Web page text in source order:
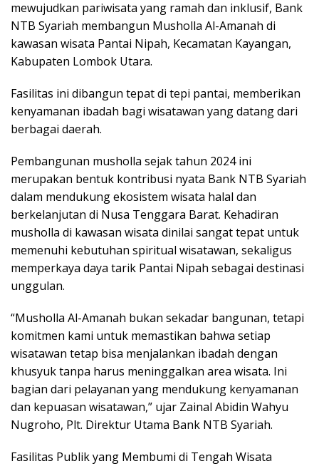
mewujudkan pariwisata yang ramah dan inklusif, Bank
NTB Syariah membangun Musholla Al-Amanah di
kawasan wisata Pantai Nipah, Kecamatan Kayangan,
Kabupaten Lombok Utara.
Fasilitas ini dibangun tepat di tepi pantai, memberikan
kenyamanan ibadah bagi wisatawan yang datang dari
berbagai daerah.
Pembangunan musholla sejak tahun 2024 ini
merupakan bentuk kontribusi nyata Bank NTB Syariah
dalam mendukung ekosistem wisata halal dan
berkelanjutan di Nusa Tenggara Barat. Kehadiran
musholla di kawasan wisata dinilai sangat tepat untuk
memenuhi kebutuhan spiritual wisatawan, sekaligus
memperkaya daya tarik Pantai Nipah sebagai destinasi
unggulan.
“Musholla Al-Amanah bukan sekadar bangunan, tetapi
komitmen kami untuk memastikan bahwa setiap
wisatawan tetap bisa menjalankan ibadah dengan
khusyuk tanpa harus meninggalkan area wisata. Ini
bagian dari pelayanan yang mendukung kenyamanan
dan kepuasan wisatawan,” ujar Zainal Abidin Wahyu
Nugroho, Plt. Direktur Utama Bank NTB Syariah.
Fasilitas Publik yang Membumi di Tengah Wisata